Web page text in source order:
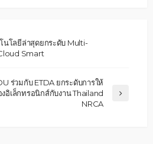
นโลยีล่าสุดยกระดับ Multi-
Smart
ร่วมกับ ETDA ยกระดับการให้
อิเล็กทรอนิกส์กับงาน Thailand
NRCA